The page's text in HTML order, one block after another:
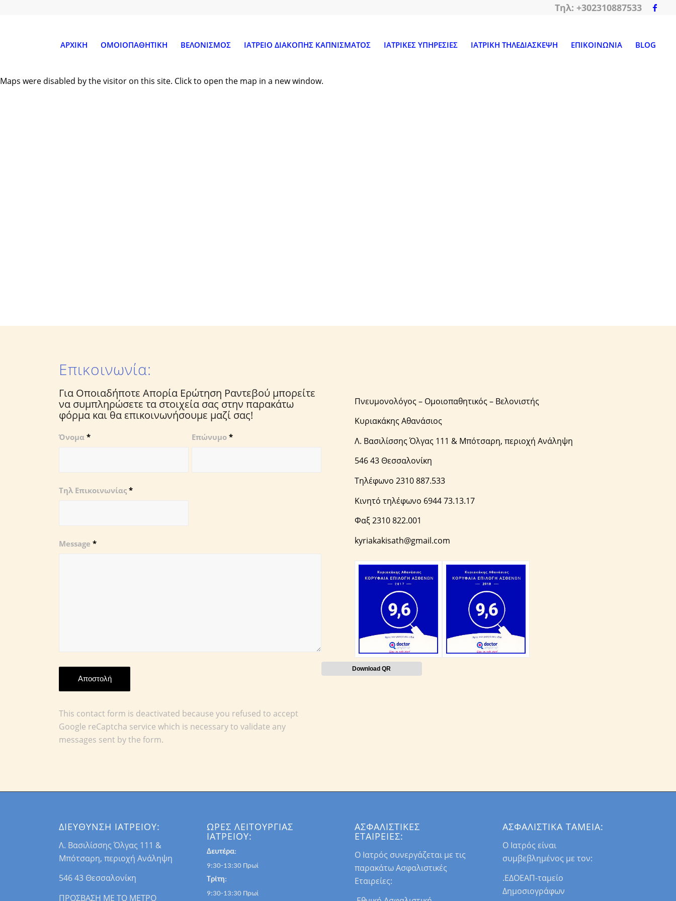
Tηλ: +302310887533
ΑΡΧΙΚΗ ΟΜΟΙΟΠΑΘΗΤΙΚΗ ΒΕΛΟΝΙΣΜΟΣ ΙΑΤΡΕΙΟ ΔΙΑΚΟΠΗΣ ΚΑΠΝΙΣΜΑΤΟΣ ΙΑΤΡΙΚΕΣ ΥΠΗΡΕΣΙΕΣ ΙΑΤΡΙΚΗ ΤΗΛΕΔΙΑΣΚΕΨΗ ΕΠΙΚΟΙΝΩΝΙΑ BLOG
Maps were disabled by the visitor on this site. Click to open the map in a new window.
Επικοινωνία:
Για Οποιαδήποτε Απορία Ερώτηση Ραντεβού μπορείτε
να συμπληρώσετε τα στοιχεία σας στην παρακάτω
φόρμα και θα επικοινωνήσουμε μαζί σας!
Όνομα* Επώνυμο *
Τηλ Επικοινωνίας*
Message*
This contact form is deactivated because you refused to accept
Google reCaptcha service which is necessary to validate any
messages sent by the form.
Πνευμονολόγος – Ομοιοπαθητικός – Βελονιστής
Κυριακάκης Αθανάσιος
Λ. Βασιλίσσης Όλγας 111 & Μπότσαρη, περιοχή Ανάληψη
546 43 Θεσσαλονίκη
Τηλέφωνο 2310 887.533
Κινητό τηλέφωνο 6944 73.13.17
Φαξ 2310 822.001
kyriakakisath@gmail.com
Download QR
ΔΙΕΥΘΥΝΣΗ ΙΑΤΡΕΙΟΥ:
Λ. Βασιλίσσης Όλγας 111 &
Μπότσαρη, περιοχή Ανάληψη
546 43 Θεσσαλονίκη
ΠΡΟΣΒΑΣΗ ΜΕ ΤΟ ΜΕΤΡΟ
ΩΡΕΣ ΛΕΙΤΟΥΡΓΙΑΣ
ΙΑΤΡΕΙΟΥ:
Δευτέρα:
9:30-13:30 Πρωί
Τρίτη:
9:30-13:30 Πρωί
ΑΣΦΑΛΙΣΤΙΚΕΣ
ΕΤΑΙΡΕΙΕΣ:
Ο Ιατρός συνεργάζεται με τις
παρακάτω Ασφαλιστικές
Εταιρείες:
ΑΣΦΑΛΙΣΤΙΚΑ ΤΑΜΕΙΑ:
Ο Ιατρός είναι
συμβεβλημένος με τον:
.ΕΔΟΕΑΠ-ταμείο
Δημοσιογράφων